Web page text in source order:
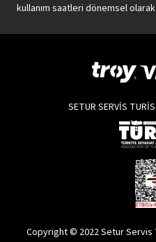
kullanım saatleri dönemsel
SETUR SERVİS
Copyright © 2022 Setur Servis